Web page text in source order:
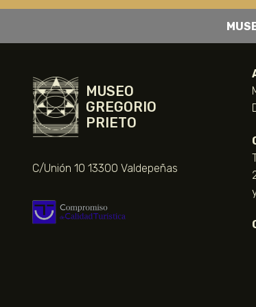
MUSEO
GREGORIO
PRIETO
C/Unión 10 13300 Valdepeñas